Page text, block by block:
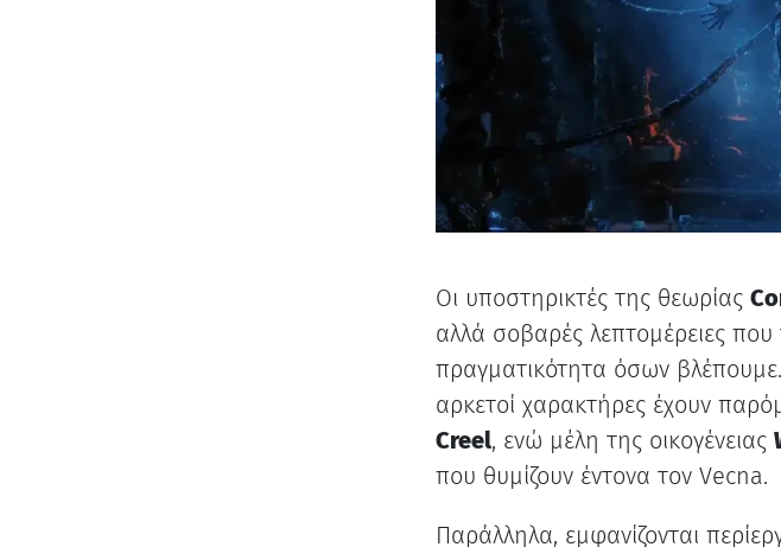
Οι υποστηρικτές της θεωρίας
αλλά σοβαρές λεπτομέρειες
πραγματικότητα όσων
αρκετοί χαρακτήρες έχουν
Creel, ενώ μέλη της οικογένειας
που θυμίζουν έντονα τον Vecna.
Παράλληλα, εμφανίζονται